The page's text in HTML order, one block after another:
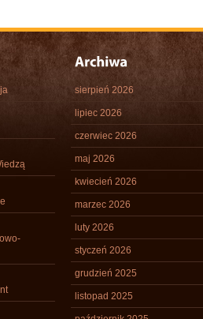
sierpień 2026
lipiec 2026
czerwiec 2026
maj 2026
kwiecień 2026
marzec 2026
luty 2026
styczeń 2026
grudzień 2025
listopad 2025